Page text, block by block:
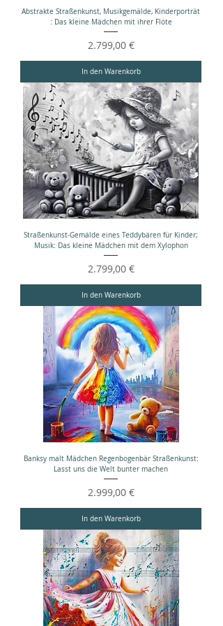
Abstrakte Straßenkunst, Musikgemälde, Kinderporträt
: Das kleine Mädchen mit ihrer Flöte
Preis
2.799,00 €
In den Warenkorb
Straßenkunst-Gemälde eines Teddybären für Kinder;
Musik: Das kleine Mädchen mit dem Xylophon
Preis
2.799,00 €
In den Warenkorb
Banksy malt Mädchen Regenbogenbär Straßenkunst:
Lasst uns die Welt bunter machen
Preis
2.999,00 €
In den Warenkorb